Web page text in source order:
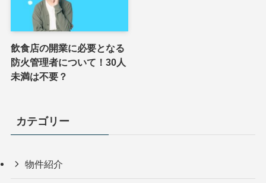
飲食店の開業に必要となる
防火管理者について！30人
未満は不要？
カテゴリー
物件紹介